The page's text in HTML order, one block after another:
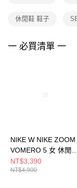
３．未成年的使用者請
４．使用「AFTEE先享
休閒鞋 鞋子
一 必買清單 一
NIKE W NIKE ZOOM
VOMERO 5 女 休閒鞋
IB8929003
NT$3,390
NT$4,900